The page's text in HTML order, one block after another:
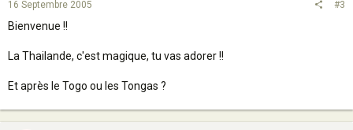
16 Septembre 2005 #3
Bienvenue !!
La Thailande, c'est magique, tu vas adorer !!
Et après le Togo ou les Tongas ?